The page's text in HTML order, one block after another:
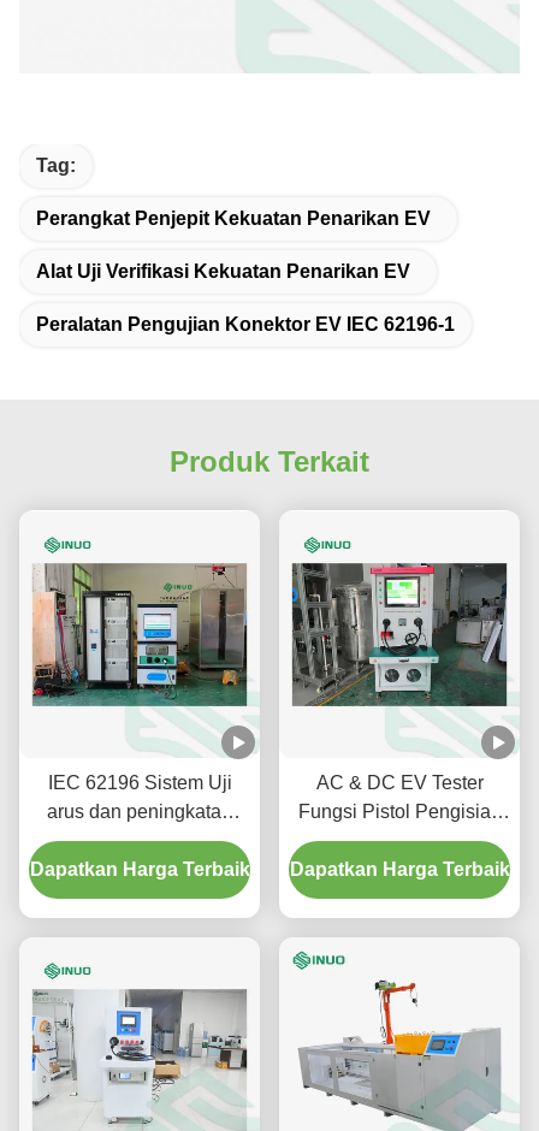
Tag:
Perangkat Penjepit Kekuatan Penarikan EV
Alat Uji Verifikasi Kekuatan Penarikan EV
Peralatan Pengujian Konektor EV IEC 62196-1
Produk Terkait
IEC 62196 Sistem Uji
arus dan peningkatan
suhu uji waktu pendek
untuk konektor EV
Dapatkan Harga Terbaik
AC & DC EV Tester
Fungsi Pistol Pengisian
SNEQ08
Dapatkan Harga Terbaik